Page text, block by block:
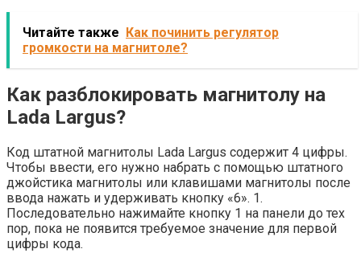
Читайте также Как починить регулятор
громкости на магнитоле?
Как разблокировать магнитолу на
Lada Largus?
Код штатной магнитолы Lada Largus содержит 4 цифры.
Чтобы ввести, его нужно набрать с помощью штатного
джойстика магнитолы или клавишами магнитолы после
ввода нажать и удерживать кнопку «6». 1.
Последовательно нажимайте кнопку 1 на панели до тех
пор, пока не появится требуемое значение для первой
цифры кода.